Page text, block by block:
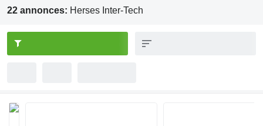
22 annonces: Herses Inter-Tech